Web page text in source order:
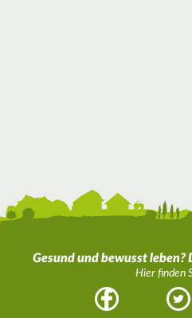
Gesund und bewusst leben?
Hier finden
Facebook